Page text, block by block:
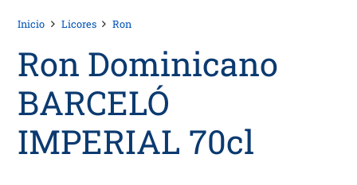
Inicio Licores Ron
Ron Dominicano
BARCELÓ
IMPERIAL 70cl